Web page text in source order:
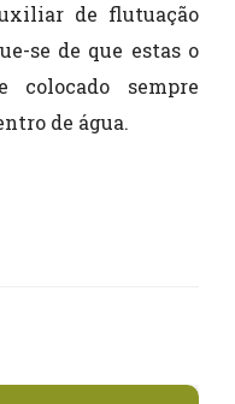
de flutuação
se de que estas o
colocado sempre
de água.